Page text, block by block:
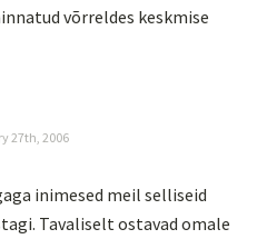
võrreldes keskmise
27th, 2006
inimesed meil selliseid
Tavaliselt ostavad omale